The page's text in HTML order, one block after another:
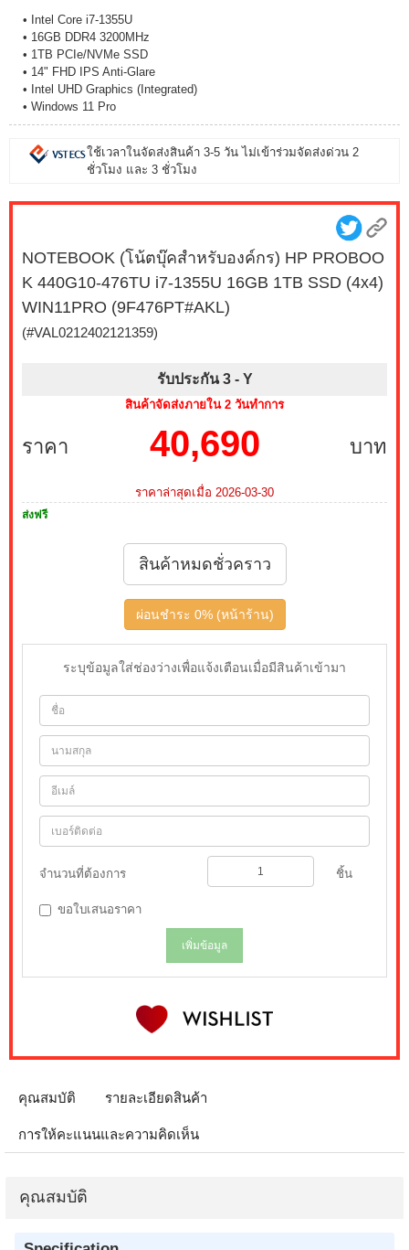
• Intel Core i7-1355U
• 16GB DDR4 3200MHz
• 1TB PCIe/NVMe SSD
• 14" FHD IPS Anti-Glare
• Intel UHD Graphics (Integrated)
• Windows 11 Pro
ใช้เวลาในจัดส่งสินค้า 3-5 วัน ไม่เข้าร่วมจัดส่งด่วน 2
ชั่วโมง และ 3 ชั่วโมง
NOTEBOOK (โน้ตบุ๊คสำหรับองค์กร) HP PROBOO
K 440G10-476TU i7-1355U 16GB 1TB SSD (4x4)
WIN11PRO (9F476PT#AKL)
(#VAL0212402121359)
รับประกัน 3 - Y
สินค้าจัดส่งภายใน 2 วันทำการ
ราคา บาท
40,690
ราคาล่าสุดเมื่อ 2026-03-30
ส่งฟรี
สินค้าหมดชั่วคราว
ผ่อนชำระ 0% (หน้าร้าน)
ระบุข้อมูลใส่ช่องว่างเพื่อแจ้งเตือนเมื่อมีสินค้าเข้ามา
จำนวนที่ต้องการ ชิ้น
ขอใบเสนอราคา
เพิ่มข้อมูล
คุณสมบัติ รายละเอียดสินค้า
การให้คะแนนและความคิดเห็น
คุณสมบัติ